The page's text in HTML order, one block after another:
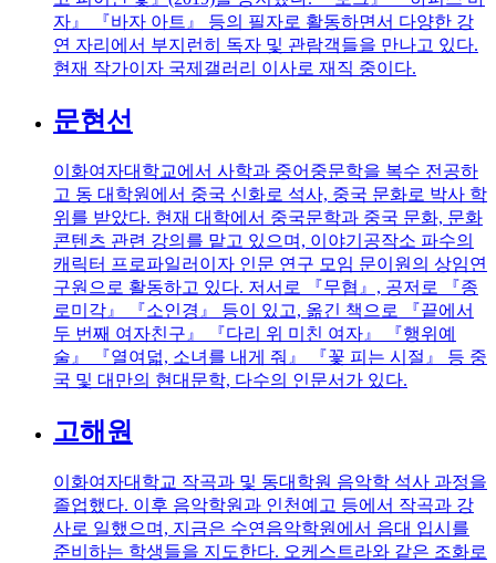
자』 『바자 아트』 등의 필자로 활동하면서 다양한 강
연 자리에서 부지런히 독자 및 관람객들을 만나고 있다.
현재 작가이자 국제갤러리 이사로 재직 중이다.
문현선
이화여자대학교에서 사학과 중어중문학을 복수 전공하
고 동 대학원에서 중국 신화로 석사, 중국 문화로 박사 학
위를 받았다. 현재 대학에서 중국문학과 중국 문화, 문화
콘텐츠 관련 강의를 맡고 있으며, 이야기공작소 파수의
캐릭터 프로파일러이자 인문 연구 모임 문이원의 상임연
구원으로 활동하고 있다. 저서로 『무협』, 공저로 『종
로미각』 『소인경』 등이 있고, 옮긴 책으로 『끝에서
두 번째 여자친구』 『다리 위 미친 여자』 『행위예
술』 『열여덟, 소녀를 내게 줘』 『꽃 피는 시절』 등 중
국 및 대만의 현대문학, 다수의 인문서가 있다.
고해원
이화여자대학교 작곡과 및 동대학원 음악학 석사 과정을
졸업했다. 이후 음악학원과 인천예고 등에서 작곡과 강
사로 일했으며, 지금은 수연음악학원에서 음대 입시를
준비하는 학생들을 지도한다. 오케스트라와 같은 조화로